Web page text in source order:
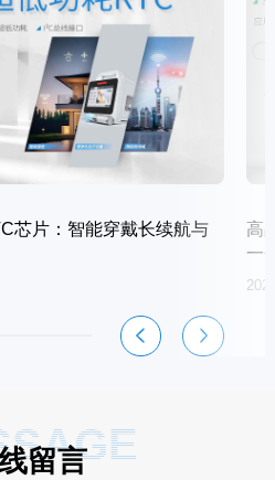
芯片：智能穿戴长续航与
高
一
留言